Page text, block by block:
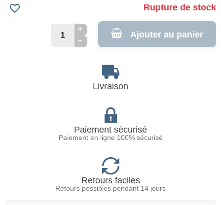
Rupture de stock
Ajouter au panier
favorite_border
Livraison
Paiement sécurisé
Paiement en ligne 100% sécurisé
Retours faciles
Retours possibles pendant 14 jours